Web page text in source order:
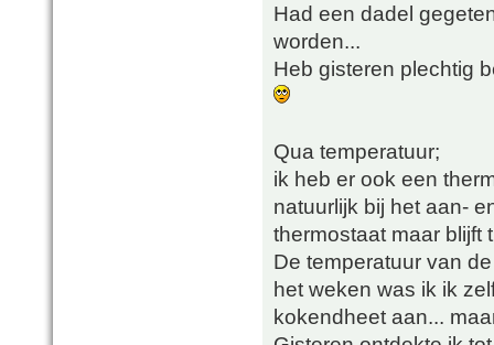
Had een dadel
worden...
Heb gisteren plechtig
Qua temperatuur;
ik heb er ook een
natuurlijk bij het aan-
thermostaat maar blijft
De temperatuur van
het weken was ik ik
kokendheet aan...